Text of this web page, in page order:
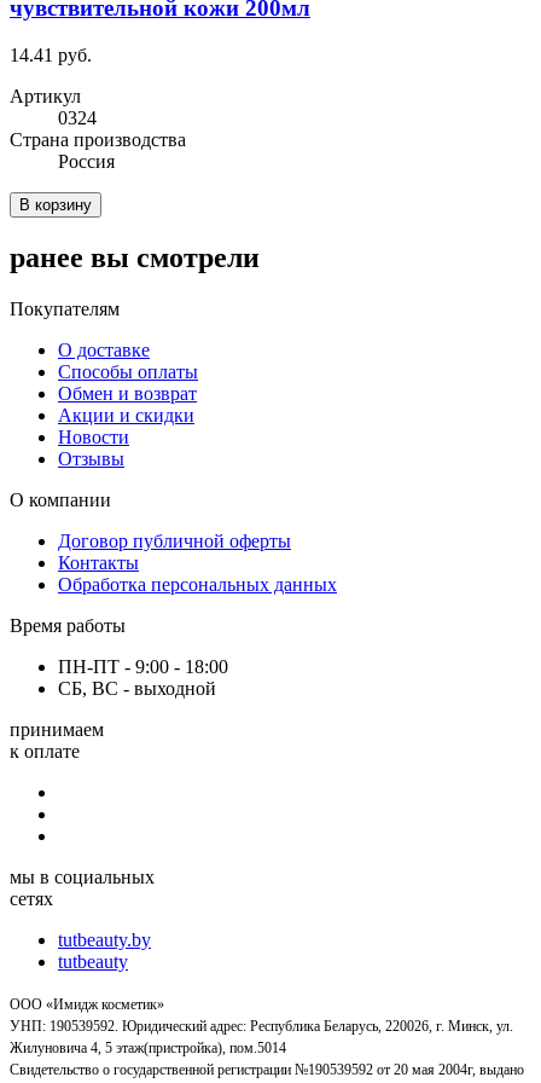
чувствительной кожи 200мл
14.41 руб.
Артикул
0324
Cтрана производства
Россия
В корзину
ранее вы смотрели
Покупателям
О доставке
Способы оплаты
Обмен и возврат
Акции и скидки
Новости
Отзывы
О компании
Договор публичной оферты
Контакты
Обработка персональных данных
Время работы
ПН-ПТ - 9:00 - 18:00
СБ, ВС - выходной
принимаем
к оплате
мы в социальных
сетях
tutbeauty.by
tutbeauty
ООО «Имидж косметик»
УНП: 190539592. Юридический адрес: Республика Беларусь, 220026, г. Минск, ул.
Жилуновича 4, 5 этаж(пристройка), пом.5014
Свидетельство о государственной регистрации №190539592 от 20 мая 2004г, выдано